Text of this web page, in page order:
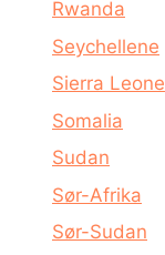
Rwanda
Seychellene
Sierra Leone
Somalia
Sudan
Sør-Afrika
Sør-Sudan